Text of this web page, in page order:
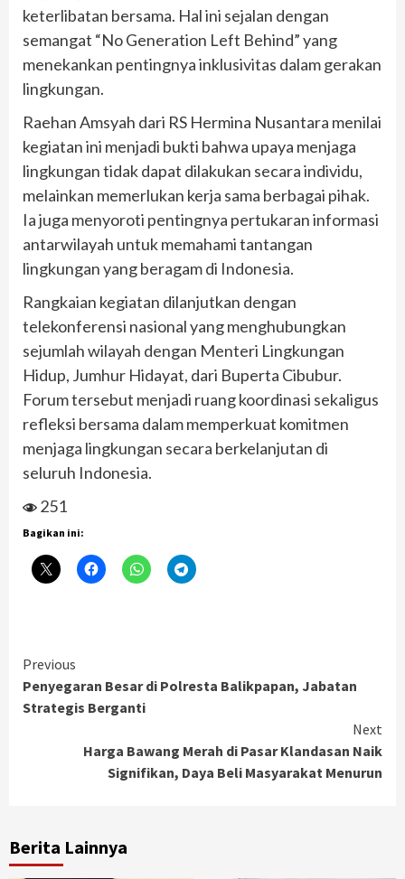
keterlibatan bersama. Hal ini sejalan dengan
semangat “No Generation Left Behind” yang
menekankan pentingnya inklusivitas dalam gerakan
lingkungan.
Raehan Amsyah dari RS Hermina Nusantara menilai
kegiatan ini menjadi bukti bahwa upaya menjaga
lingkungan tidak dapat dilakukan secara individu,
melainkan memerlukan kerja sama berbagai pihak.
Ia juga menyoroti pentingnya pertukaran informasi
antarwilayah untuk memahami tantangan
lingkungan yang beragam di Indonesia.
Rangkaian kegiatan dilanjutkan dengan
telekonferensi nasional yang menghubungkan
sejumlah wilayah dengan Menteri Lingkungan
Hidup, Jumhur Hidayat, dari Buperta Cibubur.
Forum tersebut menjadi ruang koordinasi sekaligus
refleksi bersama dalam memperkuat komitmen
menjaga lingkungan secara berkelanjutan di
seluruh Indonesia.
251
Bagikan ini:
Continue
Reading
Previous
Penyegaran Besar di Polresta Balikpapan, Jabatan
Strategis Berganti
Next
Harga Bawang Merah di Pasar Klandasan Naik
Signifikan, Daya Beli Masyarakat Menurun
Berita Lainnya